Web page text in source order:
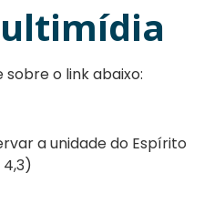
o link abaixo:
a unidade do Espírito
4,3)